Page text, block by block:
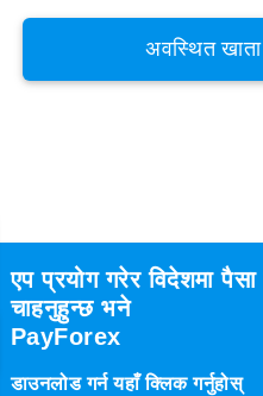
अवस्थित
एप प्रयोग गरेर विदेशमा
चाहनुहुन्छ भने
PayForex
डाउनलोड गर्न यहाँ क्लिक गर्नुहोस्